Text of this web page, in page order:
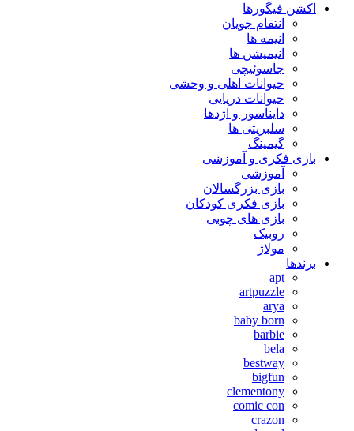
اکشن فیگورها
انتقام جویان
انیمه ها
انیمیشن ها
جاسوئیچی
حیوانات اهلی و وحشی
حیوانات دریایی
دایناسور و اژدها
سلبریتی ها
گیمینگ
بازی فکری و آموزشی
آموزشی
بازی بزرگسالان
بازی فکری کودکان
بازی های چوبی
روبیک
مولاژ
برندها
apt
artpuzzle
arya
baby born
barbie
bela
bestway
bigfun
clementony
comic con
crazon